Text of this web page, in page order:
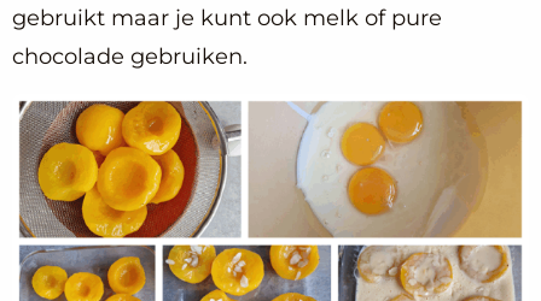
gebruikt maar je kunt ook melk of pure
chocolade gebruiken.